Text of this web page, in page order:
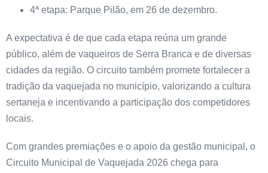
4ª etapa: Parque Pilão, em 26 de dezembro.
A expectativa é de que cada etapa reúna um grande
público, além de vaqueiros de Serra Branca e de diversas
cidades da região. O circuito também promete fortalecer a
tradição da vaquejada no município, valorizando a cultura
sertaneja e incentivando a participação dos competidores
locais.
Com grandes premiações e o apoio da gestão municipal, o
Circuito Municipal de Vaquejada 2026 chega para